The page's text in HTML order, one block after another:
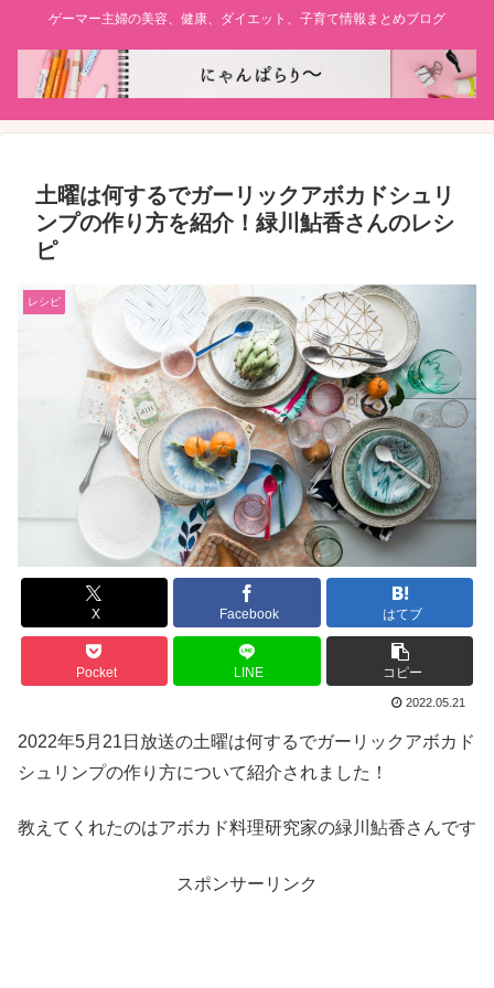
ゲーマー主婦の美容、健康、ダイエット、子育て情報まとめブログ
土曜は何するでガーリックアボカドシュリ
ンプの作り方を紹介！緑川鮎香さんのレシ
ピ
レシピ
X Facebook はてブ
Pocket LINE コピー
2022.05.21
2022年5月21日放送の土曜は何するでガーリックアボカド
シュリンプの作り方について紹介されました！
教えてくれたのはアボカド料理研究家の緑川鮎香さんです
スポンサーリンク